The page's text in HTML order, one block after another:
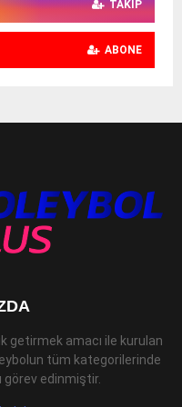
TAKIP
ABONE
getirmek amacı ile kurulan
tüm kategorilerinde
görev edinmiştir.